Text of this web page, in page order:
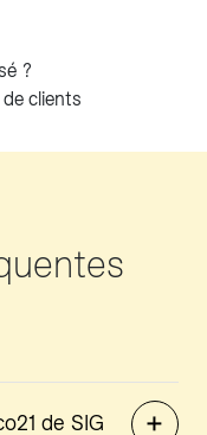
?
clients
de SIG